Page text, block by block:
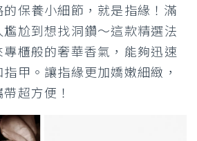
的保養小細節，就是指緣！滿
尬到想找洞鑽～這款精選法
專櫃般的奢華香氣，能夠迅速
甲。讓指緣更加嬌嫩細緻，
超方便！